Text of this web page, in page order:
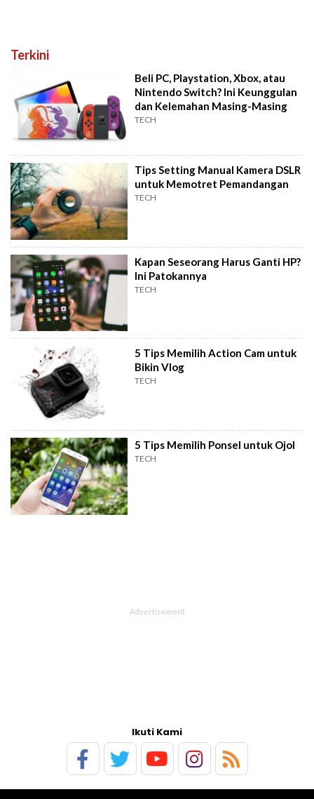
Terkini
Beli PC, Playstation, Xbox, atau
Nintendo Switch? Ini Keunggulan
dan Kelemahan Masing-Masing
TECH
Tips Setting Manual Kamera DSLR
untuk Memotret Pemandangan
TECH
Kapan Seseorang Harus Ganti HP?
Ini Patokannya
TECH
5 Tips Memilih Action Cam untuk
Bikin Vlog
TECH
5 Tips Memilih Ponsel untuk Ojol
TECH
Ikuti Kami